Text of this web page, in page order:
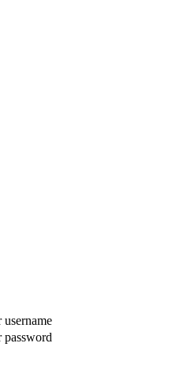
username
password